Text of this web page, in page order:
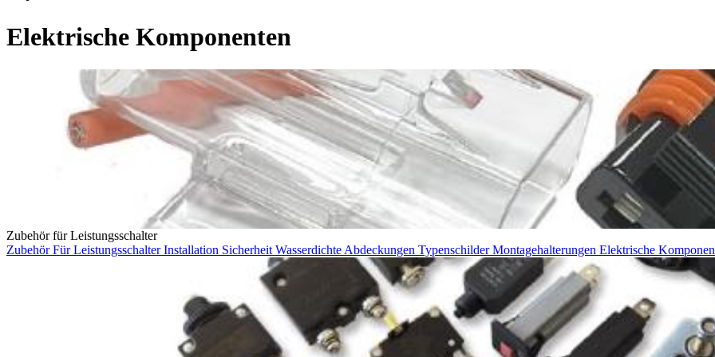
Elektrische Komponenten
Zubehör für Leistungsschalter
Zubehör Für LeistungsschalterInstallation Sicherheit Wasserdichte Abdeckungen TypenschilderMontagehalterungen Elektrische